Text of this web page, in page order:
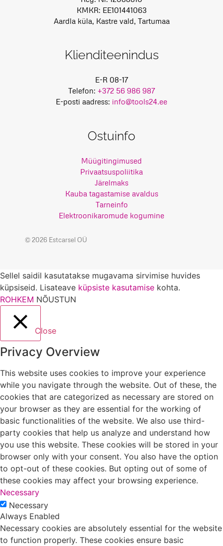
KMKR: EE101441063
Aardla küla, Kastre vald, Tartumaa
Klienditeenindus
E-R 08-17
Telefon: +372 56 986 987
E-posti aadress: info@tools24.ee
Ostuinfo
Müügitingimused
Privaatsuspoliitika
Järelmaks
Kauba tagastamise avaldus
Tarneinfo
Elektroonikaromude kogumine
© 2026 Estcarsel OÜ
Sellel saidil kasutatakse mugavama sirvimise huvides
küpsiseid. Lisateave küpsiste kasutamise kohta.
ROHKEM NÕUSTUN
Close
Privacy Overview
This website uses cookies to improve your experience
while you navigate through the website. Out of these, the
cookies that are categorized as necessary are stored on
your browser as they are essential for the working of
basic functionalities of the website. We also use third-
party cookies that help us analyze and understand how
you use this website. These cookies will be stored in your
browser only with your consent. You also have the option
to opt-out of these cookies. But opting out of some of
these cookies may affect your browsing experience.
Necessary
Necessary
Always Enabled
Necessary cookies are absolutely essential for the website
to function properly. These cookies ensure basic